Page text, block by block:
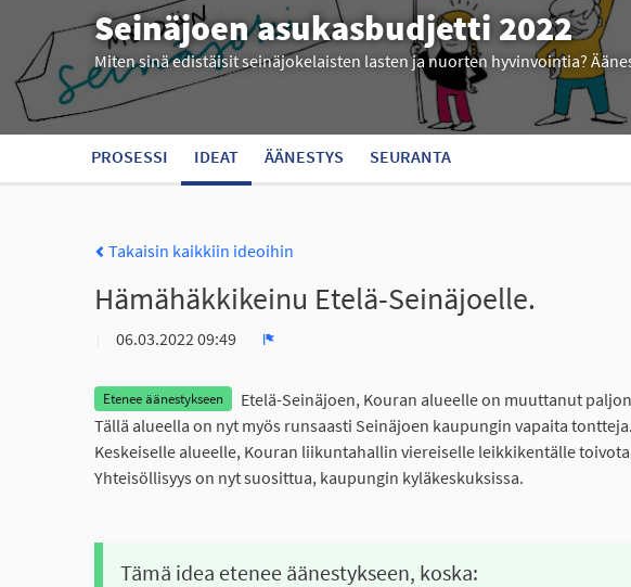
Seinäjoen asukasbudjetti 2022
Miten sinä edistäisit seinäjokelaisten lasten ja nuorten hyvinvointia?
PROSESSI IDEAT ÄÄNESTYS SEURANTA
Takaisin kaikkiin ideoihin
Hämähäkkikeinu Etelä-Seinäjoelle.
06.03.2022 09:49
Etenee äänestykseen
Etelä-Seinäjoen, Kouran alueelle on muuttanut
Tällä alueella on nyt myös runsaasti Seinäjoen kaupungin vapaita tontteja.
Keskeiselle alueelle, Kouran liikuntahallin viereiselle leikkikentälle
Yhteisöllisyys on nyt suosittua, kaupungin kyläkeskuksissa.
Tämä idea etenee äänestykseen, koska: